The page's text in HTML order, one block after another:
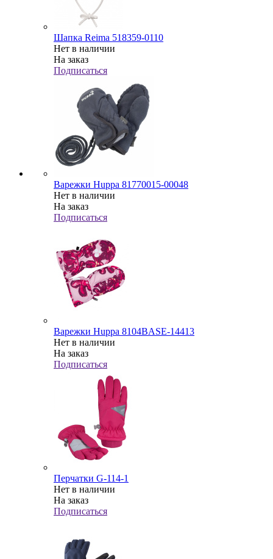
Шапка Reima 518359-0110
Нет в наличии
На заказ
Подписаться
Варежки Huppa 81770015-00048
Нет в наличии
На заказ
Подписаться
Варежки Huppa 8104BASE-14413
Нет в наличии
На заказ
Подписаться
Перчатки G-114-1
Нет в наличии
На заказ
Подписаться